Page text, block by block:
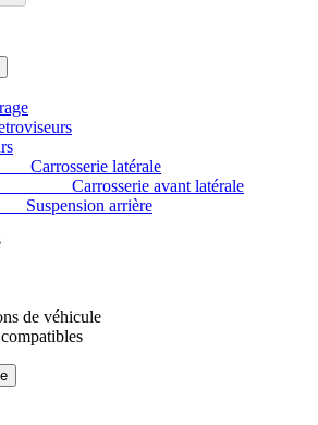
Carrosserie latérale
Carrosserie avant latérale
Suspension arrière
de véhicule